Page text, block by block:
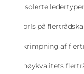
isolerte ledertyper
pris på
krimpning af
høykvalitets